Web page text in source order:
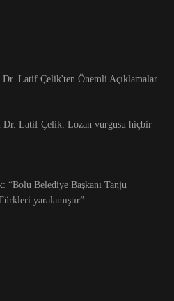
Latif Çelik'ten Önemli Açıklamalar
Dr. Latif Çelik: Lozan vurgusu hiçbir
“Bolu Belediye Başkanı Tanju
yaralamıştır”